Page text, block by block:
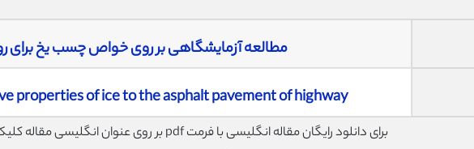
مطالعه آزمایشگاهی بر روی خواص چسب یخ برای
properties of ice to the asphalt pavement of highway
برای دانلود رایگان مقاله انگلیسی با فرمت pdf بر روی عنوان انگلیسی مقاله کلیک نمایید.